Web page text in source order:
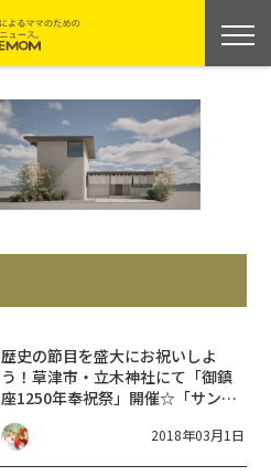
歴史の節目を盛大にお祝いしよ
う！草津市・立木神社にて「御鎮
座1250年奉祝祭」開催☆「サンヤ
レ踊り」や福餅まき、ジャグリン
グショーなど賑やかです！2018年03月1日